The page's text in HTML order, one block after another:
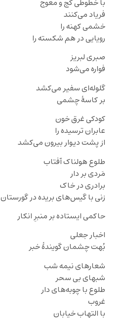
با خطوطی کج و معوج
فریاد می‌کنند
خشمی کهنه را
رویایی در هم شکسته را
صبری لبریز
فواره می‌شود
گلوله‌ای سفیر می‌کشد
بر کاسهٔ چشمی
کودکی غرق خون
عابران ترسیده را
از پشت دیوار بیرون می‌کشد
طلوع هولناک آفتاب
مَردی بر دار
برادری در خاک
زنی با گیس‌های بریده در گورستان
حاکمی ایستاده بر منبرِ انکار
اخبار جعلی
بُهت چشمان گویندهٔ خبر
شعارهای نیمه شب
شبهای بی سحر
طلوع با چوبه‌های دار
غروب
با التهاب خیابان